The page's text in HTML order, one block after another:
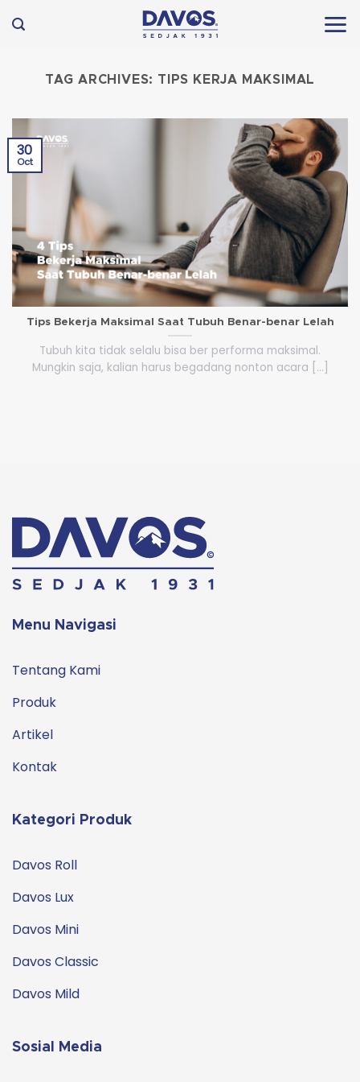
to
TAG ARCHIVES: TIPS KERJA MAKSIMAL
Tips Bekerja Maksimal Saat Tubuh Benar-benar Lelah
Tubuh kita tidak selalu bisa ber performa maksimal.
Mungkin saja, kalian harus begadang nonton acara [...]
30
Oct
Menu Navigasi
Tentang Kami
Produk
Artikel
Kontak
Kategori Produk
Davos Roll
Davos Lux
Davos Mini
Davos Classic
Davos Mild
Sosial Media